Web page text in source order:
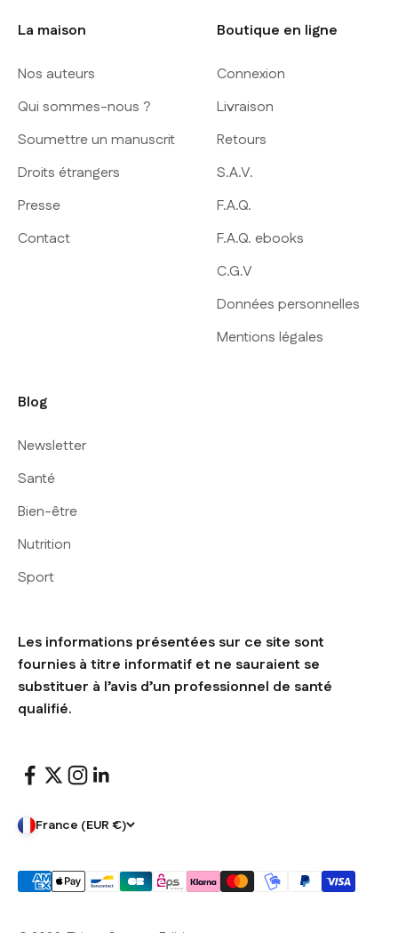
La maison
Nos auteurs
Qui sommes-nous ?
Soumettre un manuscrit
Droits étrangers
Presse
Contact
Boutique en ligne
Connexion
Livraison
Retours
S.A.V.
F.A.Q.
F.A.Q. ebooks
C.G.V
Données personnelles
Mentions légales
Blog
Newsletter
Santé
Bien-être
Nutrition
Sport
Les informations présentées sur ce site sont
fournies à titre informatif et ne sauraient se
substituer à l’avis d’un professionnel de santé
qualifié.
France (EUR €)